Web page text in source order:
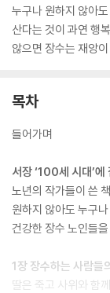
누구나 원하지 않아
산다는 것이 과연 행
않으면 장수는 재앙
목차
들어가며
서장 ‘100세 시대’
노년의 작가들이 쓴
원하지 않아도 누구
건강한 장수 노인들
1장 장수하는 사람들
딸은 죽고 사위와 함